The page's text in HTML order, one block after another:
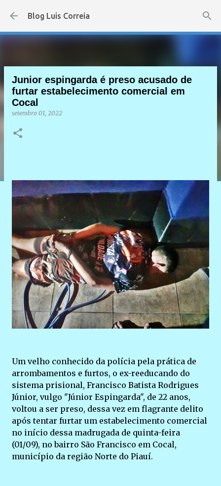
Pular para o conteúdo principal
Blog Luis Correia
Junior espingarda é preso acusado de
furtar estabelecimento comercial em
Cocal
setembro 01, 2022
Um velho conhecido da polícia pela prática de
arrombamentos e furtos, o ex-reeducando do
sistema prisional, Francisco Batista Rodrigues
Júnior, vulgo "Júnior Espingarda", de 22 anos,
voltou a ser preso, dessa vez em flagrante delito
após tentar furtar um estabelecimento comercial
no início dessa madrugada de quinta-feira
(01/09), no bairro São Francisco em Cocal,
município da região Norte do Piauí.